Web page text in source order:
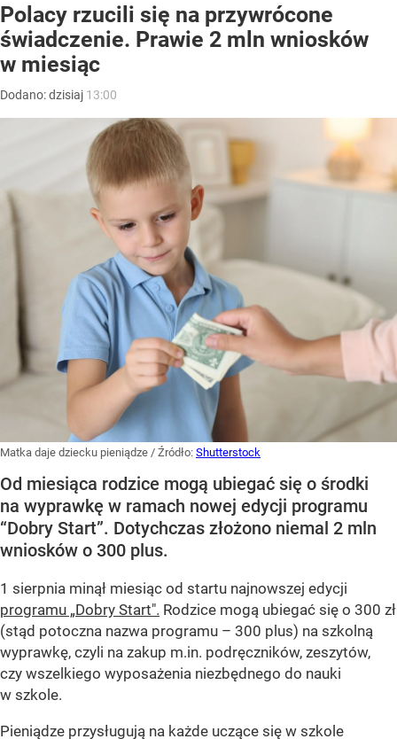
Polacy rzucili się na przywrócone
świadczenie. Prawie 2 mln wniosków
w miesiąc
Dodano:dzisiaj 13:00
Matka daje dziecku pieniądze / Źródło: Shutterstock
Od miesiąca rodzice mogą ubiegać się o środki
na wyprawkę w ramach nowej edycji programu
“Dobry Start”. Dotychczas złożono niemal 2 mln
wniosków o 300 plus.
1 sierpnia minął miesiąc od startu najnowszej edycji
programu „Dobry Start". Rodzice mogą ubiegać się o 300 zł
(stąd potoczna nazwa programu – 300 plus) na szkolną
wyprawkę, czyli na zakup m.in. podręczników, zeszytów,
czy wszelkiego wyposażenia niezbędnego do nauki
w szkole.
Pieniądze przysługują na każde uczące się w szkole